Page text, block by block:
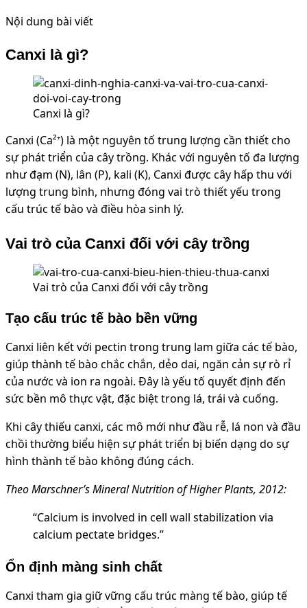
Nội dung bài viết
Canxi là gì?
Canxi là gì?
Canxi (Ca²⁺) là một nguyên tố trung lượng cần thiết cho
sự phát triển của cây trồng. Khác với nguyên tố đa lượng
như đạm (N), lân (P), kali (K), Canxi được cây hấp thu với
lượng trung bình, nhưng đóng vai trò thiết yếu trong
cấu trúc tế bào và điều hòa sinh lý.
Vai trò của Canxi đối với cây trồng
Vai trò của Canxi đối với cây trồng
Tạo cấu trúc tế bào bền vững
Canxi liên kết với pectin trong trung lam giữa các tế bào,
giúp thành tế bào chắc chắn, dẻo dai, ngăn cản sự rò rỉ
của nước và ion ra ngoài. Đây là yếu tố quyết định đến
sức bền mô thực vật, đặc biệt trong lá, trái và cuống.
Khi cây thiếu canxi, các mô mới như đầu rễ, lá non và đầu
chồi thường biểu hiện sự phát triển bị biến dạng do sự
hình thành tế bào không đúng cách.
Theo Marschner’s Mineral Nutrition of Higher Plants, 2012:
“Calcium is involved in cell wall stabilization via
calcium pectate bridges.”
Ổn định màng sinh chất
Canxi tham gia giữ vững cấu trúc màng tế bào, giúp tế